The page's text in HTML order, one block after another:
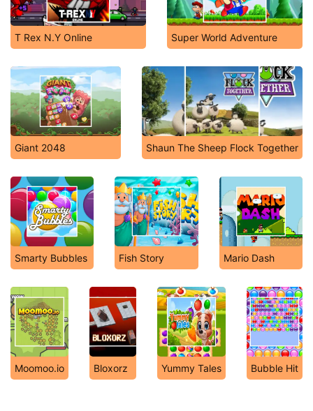
T Rex N.Y Online Super World Adventure
Giant 2048 Shaun The Sheep Flock Together
Smarty Bubbles Fish Story Mario Dash
Moomoo.io Bloxorz Yummy Tales Bubble Hit